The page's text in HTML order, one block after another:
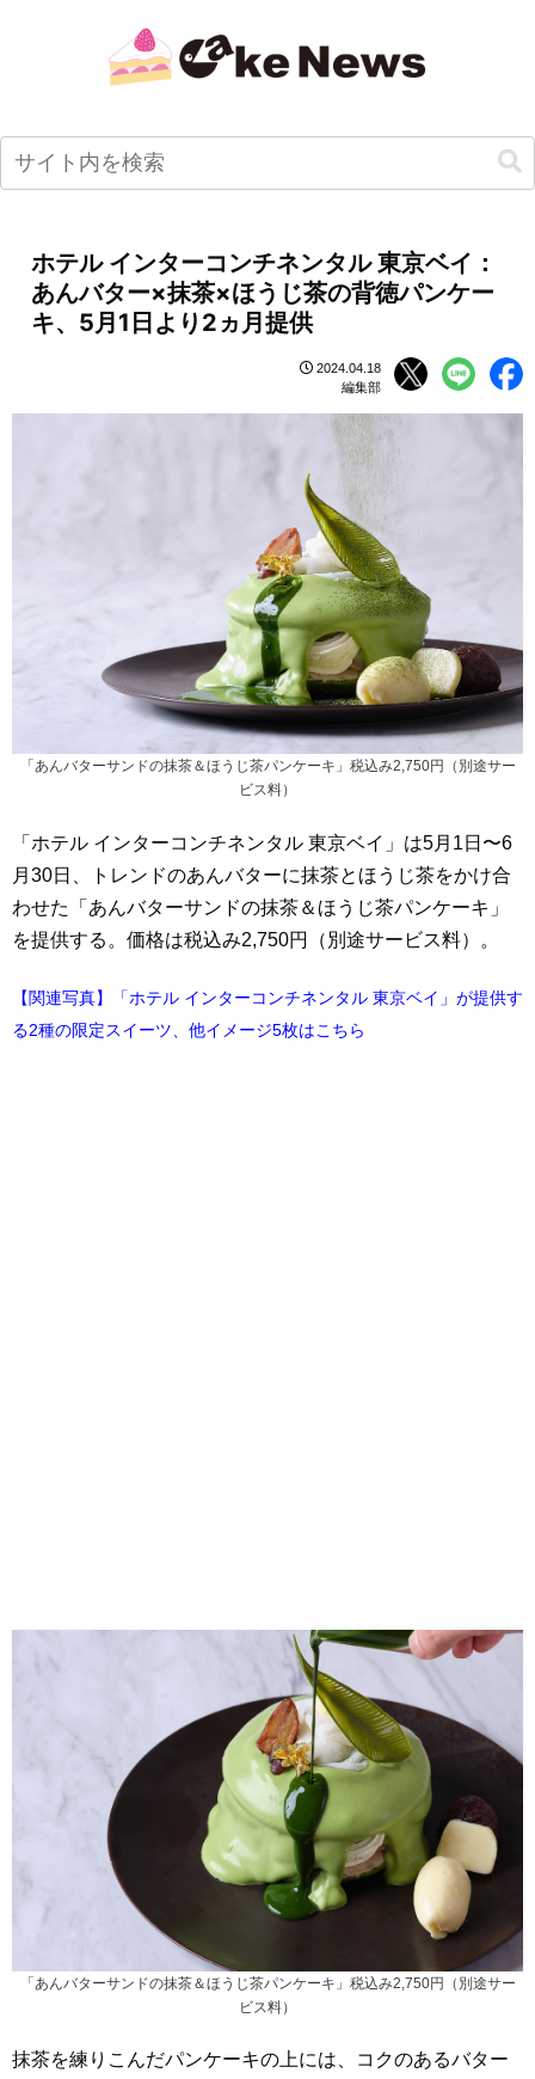
ホテル インターコンチネンタル 東京ベイ：
あんバター×抹茶×ほうじ茶の背徳パンケー
キ、5月1日より2ヵ月提供
2024.04.18
編集部
「あんバターサンドの抹茶＆ほうじ茶パンケーキ」税込み2,750円（別途サー
ビス料）
「ホテル インターコンチネンタル 東京ベイ」は5月1日〜6
月30日、トレンドのあんバターに抹茶とほうじ茶をかけ合
わせた「あんバターサンドの抹茶＆ほうじ茶パンケーキ」
を提供する。価格は税込み2,750円（別途サービス料）。
【関連写真】「ホテル インターコンチネンタル 東京ベイ」が提供す
る2種の限定スイーツ、他イメージ5枚はこちら
「あんバターサンドの抹茶＆ほうじ茶パンケーキ」税込み2,750円（別途サー
ビス料）
抹茶を練りこんだパンケーキの上には、コクのあるバター